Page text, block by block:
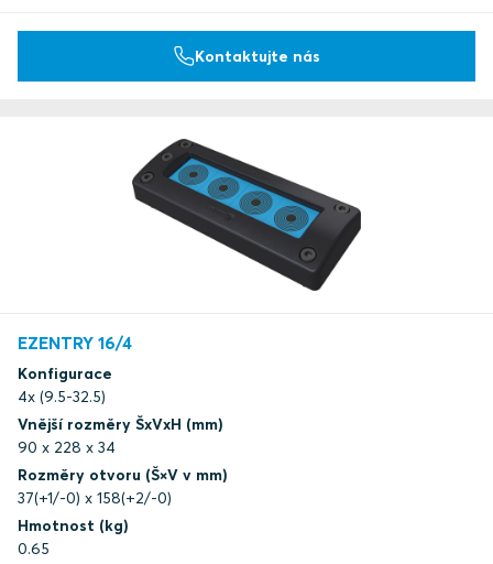
Kontaktujte nás
EZENTRY 16/4
Konfigurace
4x (9.5-32.5)
Vnější rozměry ŠxVxH (mm)
90 x 228 x 34
Rozměry otvoru (Š×V v mm)
37(+1/-0) x 158(+2/-0)
Hmotnost (kg)
0.65